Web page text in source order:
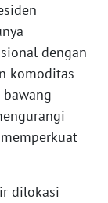
dengan
komoditas
dilokasi